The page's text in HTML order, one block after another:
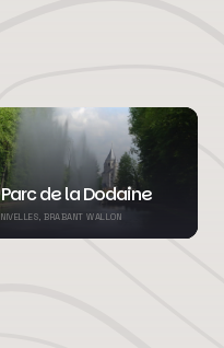
Parc de la Dodaine
NIVELLES, BRABANT WALLON